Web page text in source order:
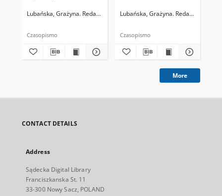
Lubańska, Grażyna. Redaktor naczelny
Czasopismo
Lubańska, Grażyna. Redaktor
Czasopismo
More
CONTACT DETAILS
Address
Sądecka Digital Library
Franciszkanska St. 11
33-300 Nowy Sacz, POLAND